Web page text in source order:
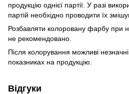
продукцію однієї партії. У разі
партій необхідно проводити їх
Розбавляти колоровану фарбу при
не рекомендовано.
Після колорування можливі
показниках на продукцію.
Відгуки